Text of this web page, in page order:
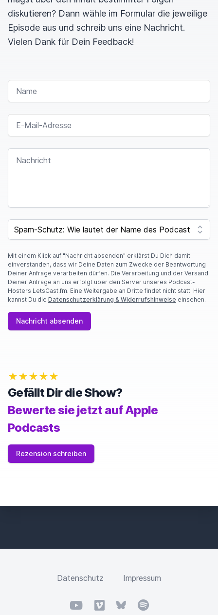
diskutieren? Dann wähle im Formular die jeweilige
Episode aus und schreib uns eine Nachricht.
Vielen Dank für Dein Feedback!
NAME
E-MAIL-ADRESSE
NACHRICHT
SPAM CAPTCHA
Mit einem Klick auf "Nachricht absenden" erklärst Du Dich damit
einverstanden, dass wir Deine Daten zum Zwecke der Beantwortung
Deiner Anfrage verarbeiten dürfen. Die Verarbeitung und der Versand
Deiner Anfrage an uns erfolgt über den Server unseres Podcast-
Hosters LetsCast.fm. Eine Weitergabe an Dritte findet nicht statt. Hier
kannst Du die Datenschutzerklärung & Widerrufshinweise einsehen.
Nachricht absenden
★★★★★
Gefällt Dir die Show?
Bewerte sie jetzt auf Apple
Podcasts
Rezension schreiben
Datenschutz Impressum
YouTubeVimeo BlueskySpotify